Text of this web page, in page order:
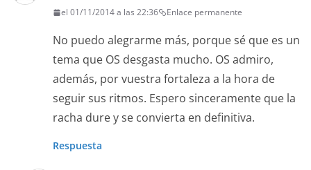
el 01/11/2014 a las 22:36 Enlace permanente
No puedo alegrarme más, porque sé que es un
tema que OS desgasta mucho. OS admiro,
además, por vuestra fortaleza a la hora de
seguir sus ritmos. Espero sinceramente que la
racha dure y se convierta en definitiva.
Respuesta